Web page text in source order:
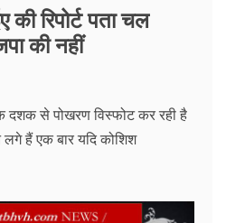
रिपोर्ट पता चल
की नहीं
दशक से पोखरण विस्फोट कर रही है
हैं एक बार यदि कोशिश